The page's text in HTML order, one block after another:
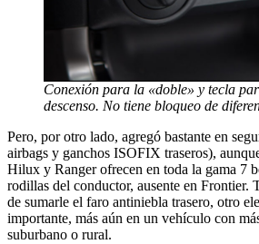
Conexión para la «doble» y tecla
descenso. No tiene bloqueo de
Pero, por otro lado, agregó bastante en
airbags y ganchos ISOFIX traseros),
Hilux y Ranger ofrecen en toda la gama 7
rodillas del conductor, ausente en Frontier.
de sumarle el faro antiniebla trasero, otro
importante, más aún en un vehículo con
suburbano o rural.